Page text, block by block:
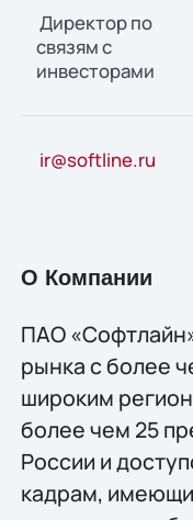
Директор по
связям с
инвесторами
ir@softline.ru
О Компании
ПАО
рынка с более
широким
более чем 25
России и
кадрам,